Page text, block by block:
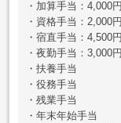
・加算手当：4,000円
・資格手当：2,000
・宿直手当：4,500
・夜勤手当：3,000
・扶養手当
・役務手当
・残業手当
・年末年始手当